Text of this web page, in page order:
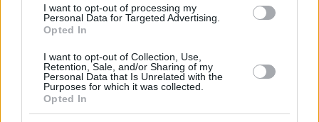
I want to opt-out of processing my
Personal Data for Targeted Advertising.
Opted In
I want to opt-out of Collection, Use,
Retention, Sale, and/or Sharing of my
Personal Data that Is Unrelated with the
Purposes for which it was collected.
Opted In